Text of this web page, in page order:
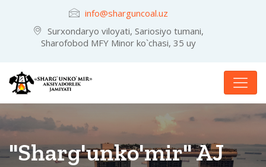
info@sharguncoal.uz
Surxondaryo viloyati, Sariosiyo tumani,
Sharofobod MFY Minor ko`chasi, 35 uy
"Sharg'unko'mir" AJ